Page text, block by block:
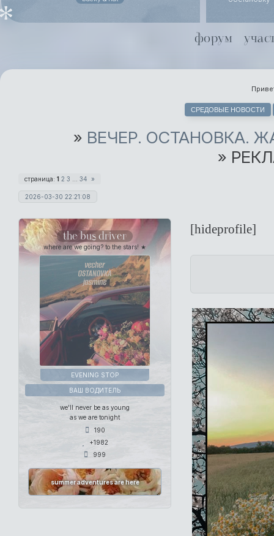
даже не
форум
СРЕДОВЫЕ НОВОСТИ
» ВЕЧЕР. ОСТАНОВКА.
»
страница: 1 2 3 34 »
2026-03-30 22:21:08
the bus driver
where are we going? to the stars! ★
EVENING STOP
ВАШ ВОДИТЕЛЬ
we'll never be as young
as we are tonight
190
+1982
999
summer adventures are here
[hideprofile]